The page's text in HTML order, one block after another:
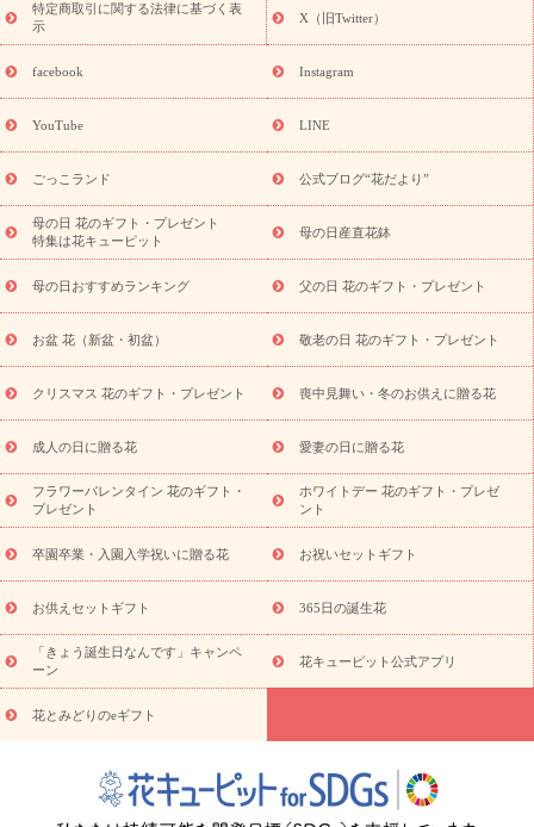
ペーン
「きょう誕生日なんです」キャンペーン
探す
誕生日フラワーギフト 誕生日フラワーギフト特集
誕生
日フラワーギフト商品一覧
ユリ トルコキキョウ
誕生花(トルコキキョウ)
9月の誕生花(リンドウ)
誕生日セット
ギフト
「きょう誕生日なんです」キャンペーン
用途から探す お祝いの花特集 当日配達特急便
お祝い商品
一覧
お祝い 新築・引っ越し祝い
結婚記念日
結婚祝い 出産祝い 退院祝い・快気祝い
還暦
祝い・長寿祝い
プチギフト ペットのお祝いフラワー
元・暑中見舞い
敬老の日
お供え
お供え・お悔やみ商品一覧 お供え・お悔やみの花
十九日法要以降に贈る花
通夜・葬儀に贈る花
お供え お花とセッ
お盆（新盆・初盆）
お祝い返し お見舞い
お取り
プリザーブドフラワー
スタイルから探す
アレンジメント
蘭・花鉢
ミディ胡蝶蘭・お祝い ミディ胡蝶蘭・お供え
の青色胡蝶蘭
観葉植物 観葉植物 産直多肉植物
プリザーブ
ドフラワー
お祝い お供え・お悔やみ 花とセットギフト
ミオーダー
プチギフト（hanamore -ハナモア-）
花とみどりの
eギフト
花キューピットのeGfit カラー ピンク
レンジ
レッド お花の種類 バラ ユリ トルコキキョウ
予
算から探す
お祝い お祝い・3000円～ お祝い・
お祝い・5000円～ お祝い・7000円～ お祝い・10000円～
お供え・お悔やみ
お供え・お悔やみ・3000円～
お供え・お
悔やみ・5000円～ お供え・お悔やみ・7000円～
お供え・お悔
やみ・10000円～
365日の誕生花カレンダー
開店・開業祝
お祝いを贈るときのマナー・
花キューピットのお祝いコラム一覧
誕生日のお花を「色
彩心理学」で選ぶ方法
結婚祝いの予算相場 出産祝いお役立ち情
特定商取引に関する法律に基づく表
示
X（旧Twitter）
facebook Instagram
YouTube LINE
ごっこランド 公式ブログ“花だより”
母の日 花のギフト・プレゼント
特集は花キューピット
母の日産直花鉢
母の日おすすめランキング 父の日 花のギフト・プレゼント
お盆 花（新盆・初盆） 敬老の日 花のギフト・プレゼント
クリスマス 花のギフト・プレゼント 喪中見舞い・冬のお供えに贈る花
成人の日に贈る花 愛妻の日に贈る花
フラワーバレンタイン 花のギフト・
プレゼント
ホワイトデー 花のギフト・プレゼ
ント
卒園卒業・入園入学祝いに贈る花 お祝いセットギフト
お供えセットギフト 365日の誕生花
「きょう誕生日なんです」キャンペ
ーン
花キューピット公式アプリ
花とみどりのeギフト